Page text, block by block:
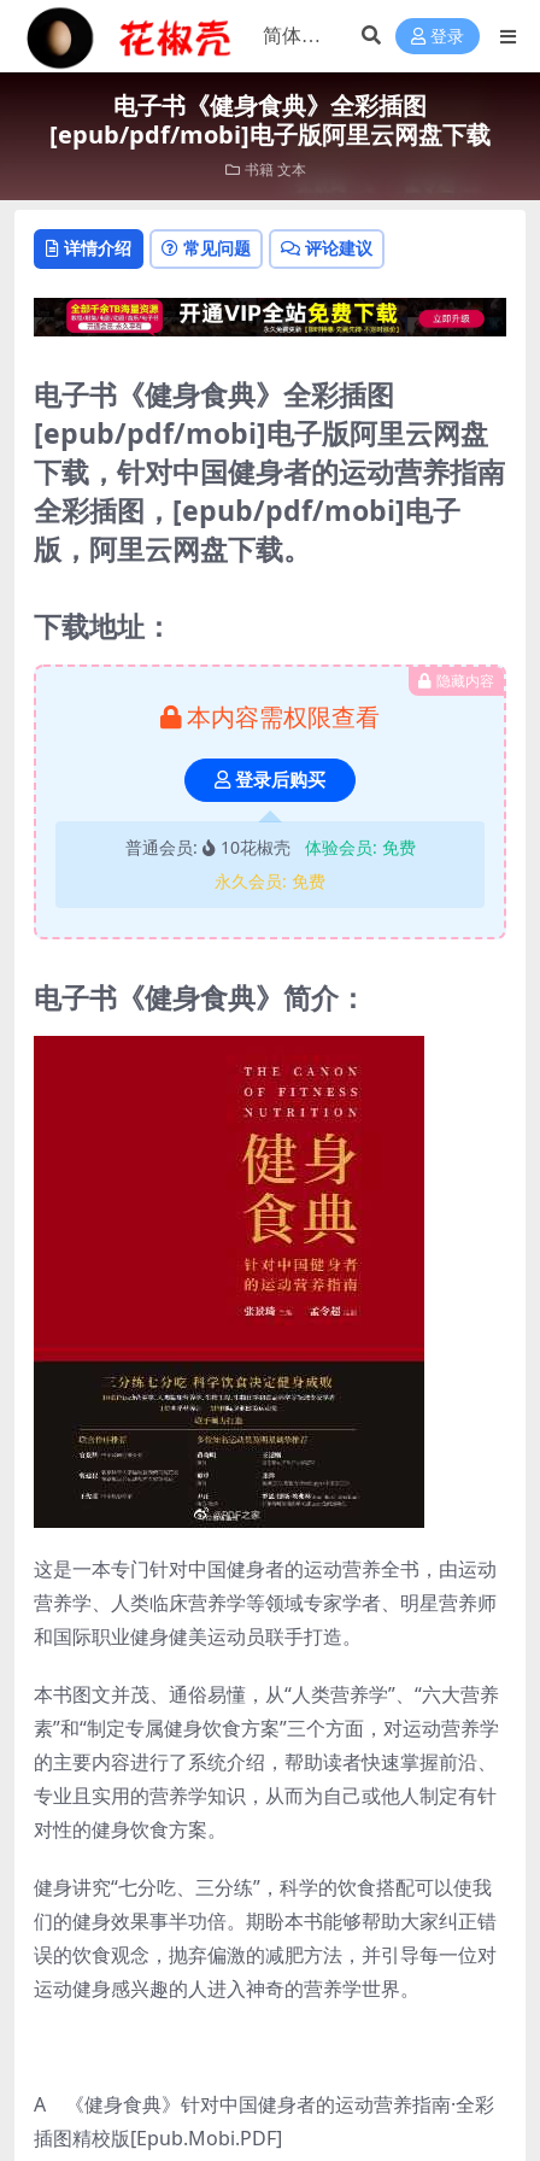
登录
电子书《健身食典》全彩插图
[epub/pdf/mobi]电子版阿里云网盘下载
书籍 文本
详情介绍 常见问题 评论建议
电子书《健身食典》全彩插图
[epub/pdf/mobi]电子版阿里云网盘
下载，针对中国健身者的运动营养指南
全彩插图，[epub/pdf/mobi]电子
版，阿里云网盘下载。
下载地址：
隐藏内容
本内容需权限查看
登录后购买
普通会员: 10花椒壳 体验会员: 免费
永久会员: 免费
电子书《健身食典》简介：
这是一本专门针对中国健身者的运动营养全书，由运动
营养学、人类临床营养学等领域专家学者、明星营养师
和国际职业健身健美运动员联手打造。
本书图文并茂、通俗易懂，从“人类营养学”、“六大营养
素”和“制定专属健身饮食方案”三个方面，对运动营养学
的主要内容进行了系统介绍，帮助读者快速掌握前沿、
专业且实用的营养学知识，从而为自己或他人制定有针
对性的健身饮食方案。
健身讲究“七分吃、三分练”，科学的饮食搭配可以使我
们的健身效果事半功倍。期盼本书能够帮助大家纠正错
误的饮食观念，抛弃偏激的减肥方法，并引导每一位对
运动健身感兴趣的人进入神奇的营养学世界。
A 《健身食典》针对中国健身者的运动营养指南·全彩
插图精校版[Epub.Mobi.PDF]